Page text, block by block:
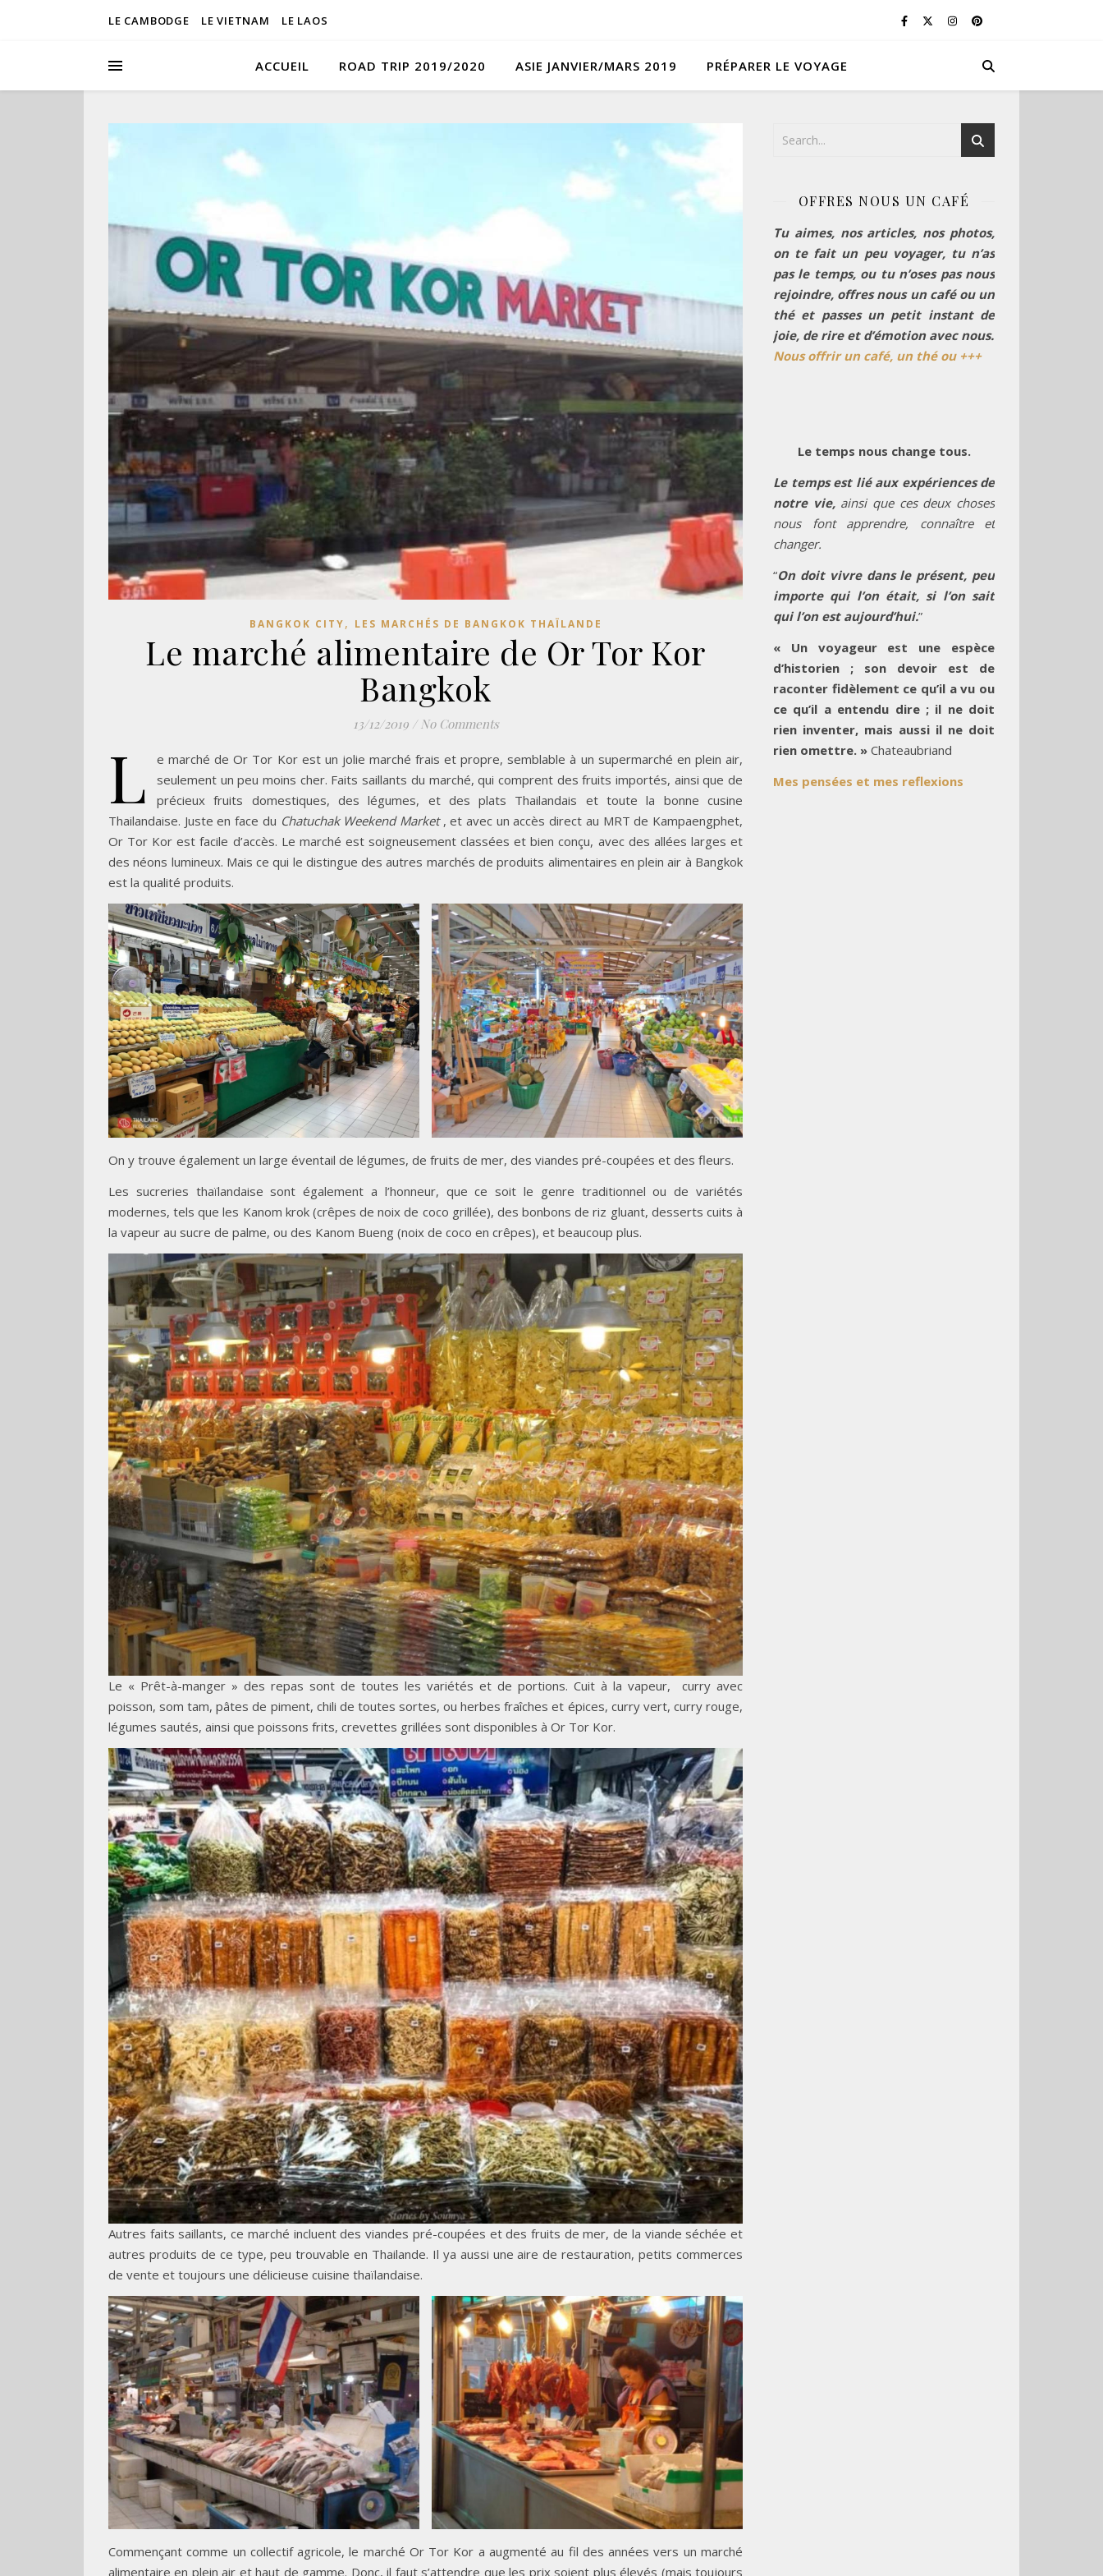
LE CAMBODGE LE VIETNAM LE LAOS
ACCUEIL ROAD TRIP 2019/2020 ASIE JANVIER/MARS 2019 PRÉPARER LE VOYAGE
BANGKOK CITY, LES MARCHÉS DE BANGKOK THAÏLANDE
Le marché alimentaire de Or Tor Kor
Bangkok
13/12/2019 / No Comments
L
e marché de Or Tor Kor est un jolie marché frais et propre, semblable à un supermarché en plein air,
seulement un peu moins cher. Faits saillants du marché, qui comprent des fruits importés, ainsi que de
précieux fruits domestiques, des légumes, et des plats Thailandais et toute la bonne cusine
Thailandaise. Juste en face du Chatuchak Weekend Market, et avec un accès direct au MRT de Kampaengphet,
Or Tor Kor est facile d’accès. Le marché est soigneusement classées et bien conçu, avec des allées larges et
des néons lumineux. Mais ce qui le distingue des autres marchés de produits alimentaires en plein air à Bangkok
est la qualité produits.
On y trouve également un large éventail de légumes, de fruits de mer, des viandes pré-coupées et des fleurs.
Les sucreries thaïlandaise sont également a l’honneur, que ce soit le genre traditionnel ou de variétés
modernes, tels que les Kanom krok (crêpes de noix de coco grillée), des bonbons de riz gluant, desserts cuits à
la vapeur au sucre de palme, ou des Kanom Bueng (noix de coco en crêpes), et beaucoup plus.
Le « Prêt-à-manger » des repas sont de toutes les variétés et de portions. Cuit à la vapeur, curry avec
poisson, som tam, pâtes de piment, chili de toutes sortes, ou herbes fraîches et épices, curry vert, curry rouge,
légumes sautés, ainsi que poissons frits, crevettes grillées sont disponibles à Or Tor Kor.
Autres faits saillants, ce marché incluent des viandes pré-coupées et des fruits de mer, de la viande séchée et
autres produits de ce type, peu trouvable en Thailande. Il ya aussi une aire de restauration, petits commerces
de vente et toujours une délicieuse cuisine thaïlandaise.
Commençant comme un collectif agricole, le marché Or Tor Kor a augmenté au fil des années vers un marché
alimentaire en plein air et haut de gamme. Donc, il faut s’attendre que les prix soient plus élevés (mais toujours
OFFRES NOUS UN CAFÉ
Tu aimes, nos articles, nos photos,
on te fait un peu voyager, tu n’as
pas le temps, ou tu n’oses pas nous
rejoindre, offres nous un café ou un
thé et passes un petit instant de
joie, de rire et d’émotion avec nous.
Nous offrir un café, un thé ou +++
Le temps nous change tous.
Le temps est lié aux expériences de
notre vie, ainsi que ces deux choses
nous font apprendre, connaître et
changer.
“On doit vivre dans le présent, peu
importe qui l’on était, si l’on sait
qui l’on est aujourd’hui.”
« Un voyageur est une espèce
d’historien ; son devoir est de
raconter fidèlement ce qu’il a vu ou
ce qu’il a entendu dire ; il ne doit
rien inventer, mais aussi il ne doit
rien omettre. » Chateaubriand
Mes pensées et mes reflexions